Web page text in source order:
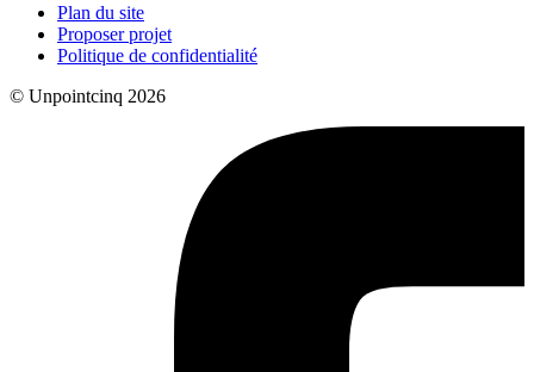
Plan du site
Proposer projet
Politique de confidentialité
© Unpointcinq 2026